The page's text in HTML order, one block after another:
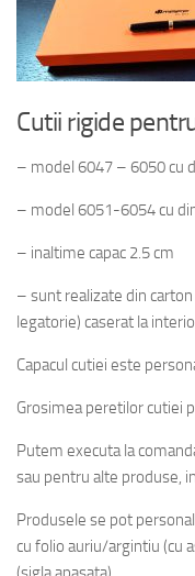
Cutii rigide
– model 6047 – 6050 cu
– model 6051-6054 cu
– inaltime capac 2.5 cm
– sunt realizate din
legatorie) caserat la
Capacul cutiei este
Grosimea peretilor cutiei
Putem executa la
sau pentru alte produse,
Produsele se pot
cu folio auriu/argintiu (cu